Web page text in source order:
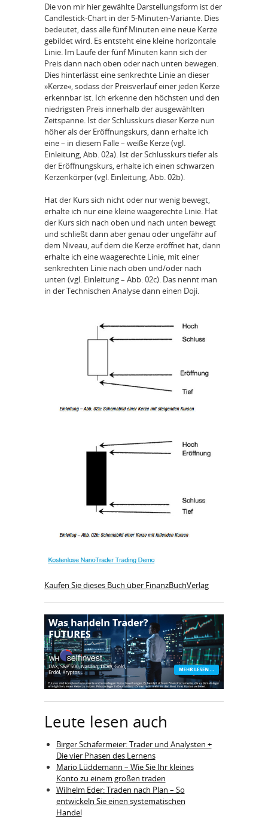
Die von mir hier gewählte Darstellungsform ist der
Candlestick-Chart in der 5-Minuten-Variante. Dies
bedeutet, dass alle fünf Minuten eine neue Kerze
gebildet wird. Es entsteht eine kleine horizontale
Linie. Im Laufe der fünf Minuten kann sich der
Preis dann nach oben oder nach unten bewegen.
Dies hinterlässt eine senkrechte Linie an dieser
»Kerze«, sodass der Preisverlauf einer jeden Kerze
erkennbar ist. Ich erkenne den höchsten und den
niedrigsten Preis innerhalb der ausgewählten
Zeitspanne. Ist der Schlusskurs dieser Kerze nun
höher als der Eröffnungskurs, dann erhalte ich
eine – in diesem Falle – weiße Kerze (vgl.
Einleitung, Abb. 02a). Ist der Schlusskurs tiefer als
der Eröffnungskurs, erhalte ich einen schwarzen
Kerzenkörper (vgl. Einleitung, Abb. 02b).
Hat der Kurs sich nicht oder nur wenig bewegt,
erhalte ich nur eine kleine waagerechte Linie. Hat
der Kurs sich nach oben und nach unten bewegt
und schließt dann aber genau oder ungefähr auf
dem Niveau, auf dem die Kerze eröffnet hat, dann
erhalte ich eine waagerechte Linie, mit einer
senkrechten Linie nach oben und/oder nach
unten (vgl. Einleitung – Abb. 02c). Das nennt man
in der Technischen Analyse dann einen Doji.
Kaufen Sie dieses Buch über FinanzBuchVerlag
Leute lesen auch
Birger Schäfermeier: Trader und Analysten +
Die vier Phasen des Lernens
Mario Lüddemann – Wie Sie Ihr kleines
Konto zu einem großen traden
Wilhelm Eder: Traden nach Plan – So
entwickeln Sie einen systematischen
Handel